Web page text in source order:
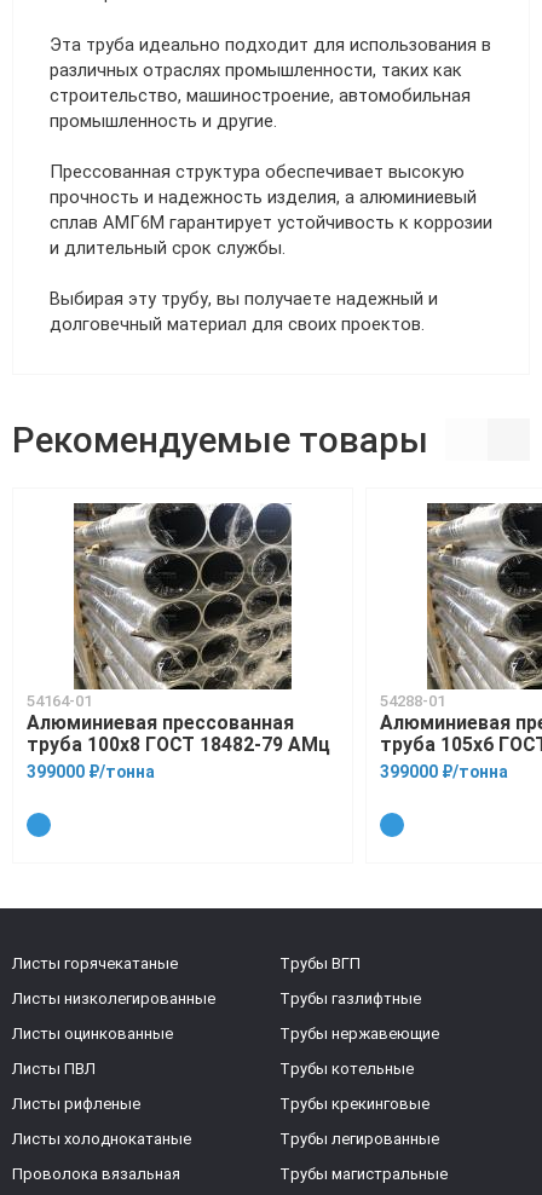
Эта труба идеально подходит для использования в
различных отраслях промышленности, таких как
строительство, машиностроение, автомобильная
промышленность и другие.
Прессованная структура обеспечивает высокую
прочность и надежность изделия, а алюминиевый
сплав АМГ6М гарантирует устойчивость к коррозии
и длительный срок службы.
Выбирая эту трубу, вы получаете надежный и
долговечный материал для своих проектов.
Рекомендуемые товары
54164-01
Алюминиевая прессованная
труба 100х8 ГОСТ 18482-79 АМц
399000 ₽/тонна
54288-01
Алюминиевая
труба 105х6
399000 ₽/тонна
Листы горячекатаные
Листы низколегированные
Листы оцинкованные
Листы ПВЛ
Листы рифленые
Листы холоднокатаные
Проволока вязальная
Трубы ВГП
Трубы газлифтные
Трубы нержавеющие
Трубы котельные
Трубы крекинговые
Трубы легированные
Трубы магистральные